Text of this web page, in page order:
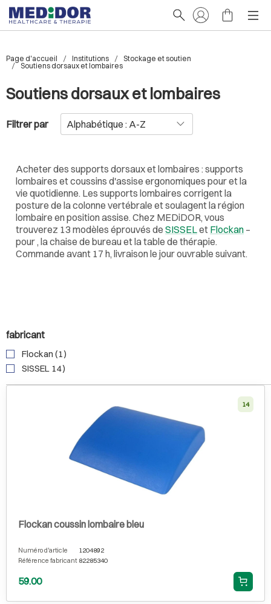
Page d'accueil Institutions
Stockage et soutien
Soutiens dorsaux et lombaires
Soutiens dorsaux et lombaires
Filtrer par
Acheter des supports dorsaux et lombaires : supports
lombaires et coussins d'assise ergonomiques pour et la
vie quotidienne. Les supports lombaires corrigent la
posture de la colonne vertébrale et soulagent la région
lombaire en position assise. Chez MEDiDOR, vous
trouverez 13 modèles éprouvés de SISSELet Flockan –
pour , la chaise de bureau et la table de thérapie.
Commande avant 17 h, livraison le jour ouvrable suivant.
fabricant
Flockan (1)
SISSEL 14)
14
Flockan coussin lombaire bleu
Numéro d'article
1204892
Référence fabricant 82285340
59.00